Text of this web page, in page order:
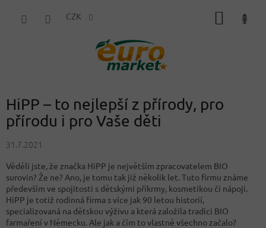
CZK
HiPP – to nejlepší z přírody, pro
přírodu i pro Vaše děti
31.7.2021
Věděli jste, že značka HiPP je největším zpracovatelem BIO
surovin? Že ne? Ano, je tomu tak již několik let. Tuto firmu známe
především ve spojitosti s dětskými příkrmy, kosmetikou či nápoji.
HiPP je totiž rodinná firma s více jak 90 letou historií,
specializovaná na dětskou výživu a která založila tradici BIO
farmaření v Německu. Ale jak a čím to vlastně všechno začalo?